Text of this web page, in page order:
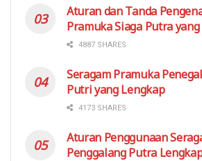
Aturan dan Tanda
Pramuka Siaga Putra
4887 SHARES
Seragam Pramuka
Putri yang Lengkap
4173 SHARES
Aturan Penggunaan
Penggalang Putra